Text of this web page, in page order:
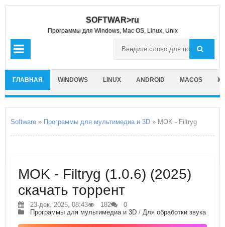
SOFTWAR>ru
Программы для Windows, Mac OS, Linux, Unix
ГЛАВНАЯ WINDOWS LINUX ANDROID MACOS
Software » Программы для мультимедиа и 3D » MOK - Filtryg
MOK - Filtryg (1.0.6) (2025)
скачать торрент
23-дек, 2025, 08:43 182
0
Программы для мультимедиа и 3D / Для обработки звука